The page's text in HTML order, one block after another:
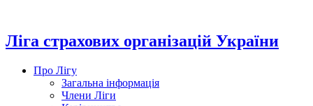
вмісту
Ліга страхових організацій України
Про Лігу
Загальна інформація
Члени Ліги